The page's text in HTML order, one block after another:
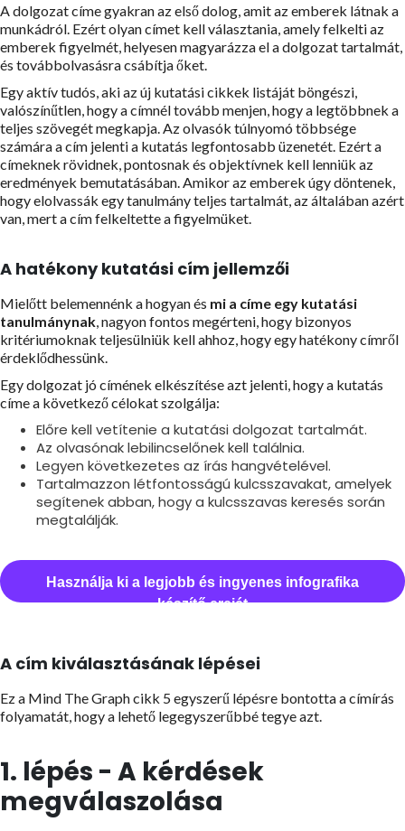
A dolgozat címe gyakran az első dolog, amit az emberek látnak a
munkádról. Ezért olyan címet kell választania, amely felkelti az
emberek figyelmét, helyesen magyarázza el a dolgozat tartalmát,
és továbbolvasásra csábítja őket.
Egy aktív tudós, aki az új kutatási cikkek listáját böngészi,
valószínűtlen, hogy a címnél tovább menjen, hogy a legtöbbnek a
teljes szövegét megkapja. Az olvasók túlnyomó többsége
számára a cím jelenti a kutatás legfontosabb üzenetét. Ezért a
címeknek rövidnek, pontosnak és objektívnek kell lenniük az
eredmények bemutatásában. Amikor az emberek úgy döntenek,
hogy elolvassák egy tanulmány teljes tartalmát, az általában azért
van, mert a cím felkeltette a figyelmüket.
A hatékony kutatási cím jellemzői
Mielőtt belemennénk a hogyan és mi a címe egy kutatási
tanulmánynak, nagyon fontos megérteni, hogy bizonyos
kritériumoknak teljesülniük kell ahhoz, hogy egy hatékony címről
érdeklődhessünk.
Egy dolgozat jó címének elkészítése azt jelenti, hogy a kutatás
címe a következő célokat szolgálja:
Előre kell vetítenie a kutatási dolgozat tartalmát.
Az olvasónak lebilincselőnek kell találnia.
Legyen következetes az írás hangvételével.
Tartalmazzon létfontosságú kulcsszavakat, amelyek
segítenek abban, hogy a kulcsszavas keresés során
megtalálják.
Használja ki a legjobb és ingyenes infografika
készítő erejét
A cím kiválasztásának lépései
Ez a Mind The Graph cikk 5 egyszerű lépésre bontotta a címírás
folyamatát, hogy a lehető legegyszerűbbé tegye azt.
1. lépés - A kérdések
megválaszolása